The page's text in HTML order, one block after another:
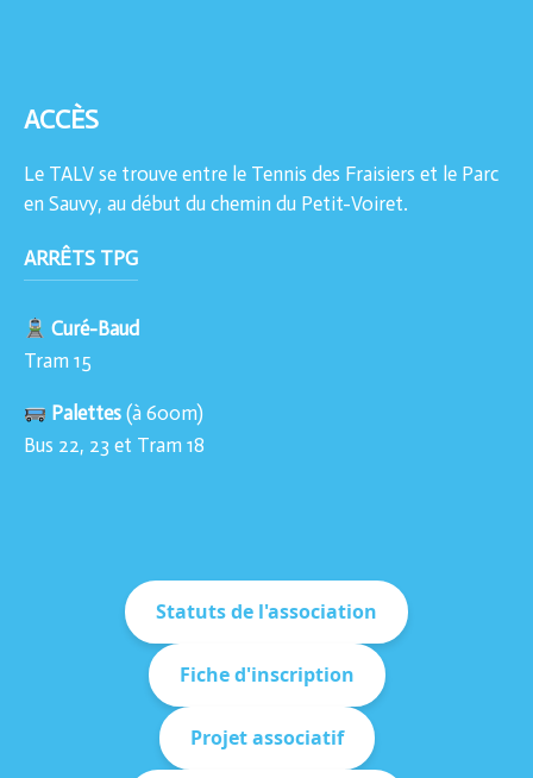
ACCÈS
Le TALV se trouve entre le Tennis des Fraisiers et le Parc
en Sauvy, au début du chemin du Petit-Voiret.
ARRÊTS TPG
Curé-Baud
Tram 15
Palettes (à 600m)
Bus 22, 23 et Tram 18
Statuts de l'association
Fiche d'inscription
Projet associatif